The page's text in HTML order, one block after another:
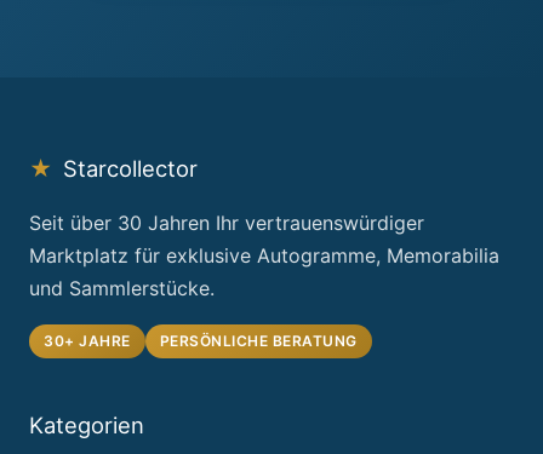
★ Starcollector
Seit über 30 Jahren Ihr vertrauenswürdiger
Marktplatz für exklusive Autogramme, Memorabilia
und Sammlerstücke.
30+ JAHRE PERSÖNLICHE BERATUNG
Kategorien